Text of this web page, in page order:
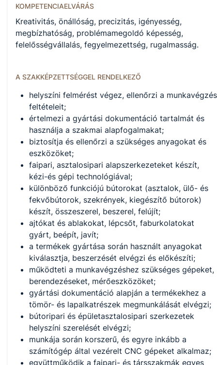
KOMPETENCIAELVÁRÁS
Kreativitás, önállóság, precizitás, igényesség,
megbízhatóság, problémamegoldó képesség,
felelősségvállalás, fegyelmezettség, rugalmasság.
A SZAKKÉPZETTSÉGGEL RENDELKEZŐ
helyszíni felmérést végez, ellenőrzi a munkavégzés
feltételeit;
értelmezi a gyártási dokumentáció tartalmát és
használja a szakmai alapfogalmakat;
biztosítja és ellenőrzi a szükséges anyagokat és
eszközöket;
faipari, asztalosipari alapszerkezeteket készít,
kézi-és gépi technológiával;
különböző funkciójú bútorokat (asztalok, ülő- és
fekvőbútorok, szekrények, kiegészítő bútorok)
készít, összeszerel, beszerel, felújít;
ajtókat és ablakokat, lépcsőt, faburkolatokat
gyárt, beépít, javít;
a termékek gyártása során használt anyagokat
kiválasztja, beszerzését elvégzi és előkészíti;
működteti a munkavégzéshez szükséges gépeket,
berendezéseket, mérőeszközöket;
gyártási dokumentáció alapján a termékekhez a
tömör- és lapalkatrészek megmunkálását elvégzi;
bútoripari és épületasztalosipari szerkezetek
helyszíni szerelését elvégzi;
munkája során korszerű, és egyre inkább a
számítógép által vezérelt CNC gépeket alkalmaz;
együttműködik a faipari- és társszakmák egyes